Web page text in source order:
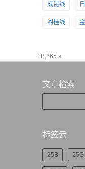
成昆线
湘桂线
18,265 s
文章检索
标签云
25B 25G